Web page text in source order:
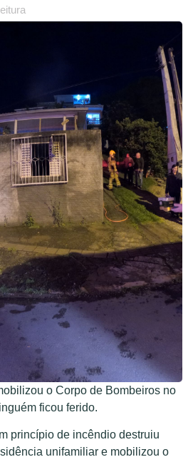
o Corpo de Bombeiros no
ficou ferido.
princípio de incêndio destruiu
unifamiliar e mobilizou o